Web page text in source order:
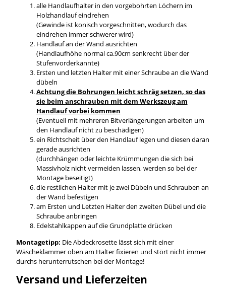
alle Handlaufhalter in den vorgebohrten Löchern im
Holzhandlauf eindrehen
(Gewinde ist konisch vorgeschnitten, wodurch das
eindrehen immer schwerer wird)
Handlauf an der Wand ausrichten
(Handlaufhöhe normal ca.90cm senkrecht über der
Stufenvorderkannte)
Ersten und letzten Halter mit einer Schraube an die Wand
dübeln
Achtung die Bohrungen leicht schräg setzen, so das
sie beim anschrauben mit dem Werkszeug am
Handlauf vorbei kommen
(Eventuell mit mehreren Bitverlängerungen arbeiten um
den Handlauf nicht zu beschädigen)
ein Richtscheit über den Handlauf legen und diesen daran
gerade ausrichten
(durchhängen oder leichte Krümmungen die sich bei
Massivholz nicht vermeiden lassen, werden so bei der
Montage beseitigt)
die restlichen Halter mit je zwei Dübeln und Schrauben an
der Wand befestigen
am Ersten und Letzten Halter den zweiten Dübel und die
Schraube anbringen
Edelstahlkappen auf die Grundplatte drücken
Montagetipp: Die Abdeckrosette lässt sich mit einer
Wäscheklammer oben am Halter fixieren und stört nicht immer
durchs herunterrutschen bei der Montage!
Versand und Lieferzeiten